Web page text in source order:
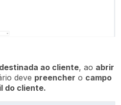
ao cliente, ao abrir
deve preencher o campo
do cliente.